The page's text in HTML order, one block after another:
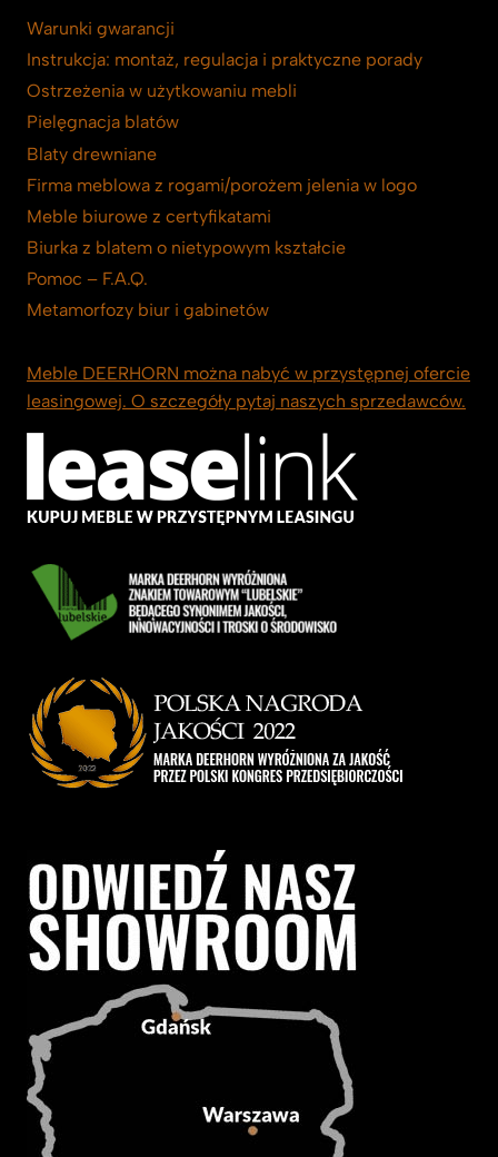
Warunki gwarancji
Instrukcja: montaż, regulacja i praktyczne porady
Ostrzeżenia w użytkowaniu mebli
Pielęgnacja blatów
Blaty drewniane
Firma meblowa z rogami/porożem jelenia w logo
Meble biurowe z certyfikatami
Biurka z blatem o nietypowym kształcie
Pomoc – F.A.Q.
Metamorfozy biur i gabinetów
Meble DEERHORN można nabyć w przystępnej ofercie
leasingowej. O szczegóły pytaj naszych sprzedawców.